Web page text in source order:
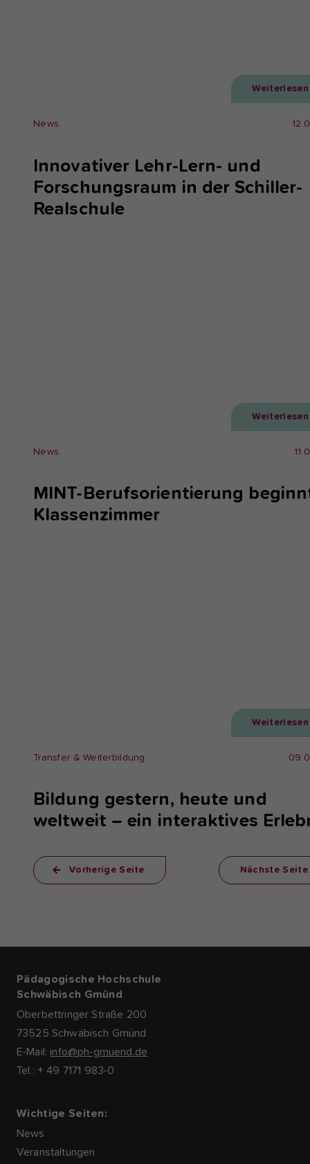
Weiterlesen
News
Innovativer Lehr-Lern- und
Forschungsraum in der Schiller-
Realschule
Weiterlesen
News
MINT-Berufsorientierung
Klassenzimmer
Weiterlesen
Transfer & Weiterbildung
Bildung gestern, heute und
weltweit – ein interaktives
Vorherige Seite Nächste Seite
Pädagogische Hochschule
Schwäbisch Gmünd
Oberbettringer Straße 200
73525 Schwäbisch Gmünd
E-Mail: info@ph-gmuend.de
Tel.: + 49 7171 983-0
Wichtige Seiten:
News
Veranstaltungen